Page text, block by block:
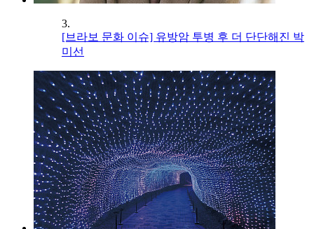
3.
[브라보 문화 이슈] 유방암 투병 후 더 단단해진 박
미선